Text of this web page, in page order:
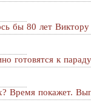
бы 80 лет
готовятся к
Время покажет.